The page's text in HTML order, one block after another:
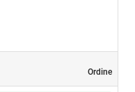
Ordine